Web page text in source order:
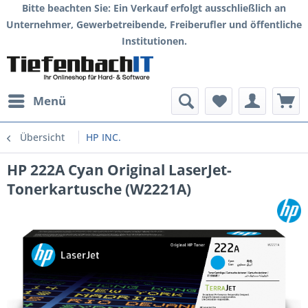
Bitte beachten Sie: Ein Verkauf erfolgt ausschließlich an
Unternehmer, Gewerbetreibende, Freiberufler und öffentliche
Institutionen.
Menü
Übersicht HP INC.
HP 222A Cyan Original LaserJet-
Tonerkartusche (W2221A)